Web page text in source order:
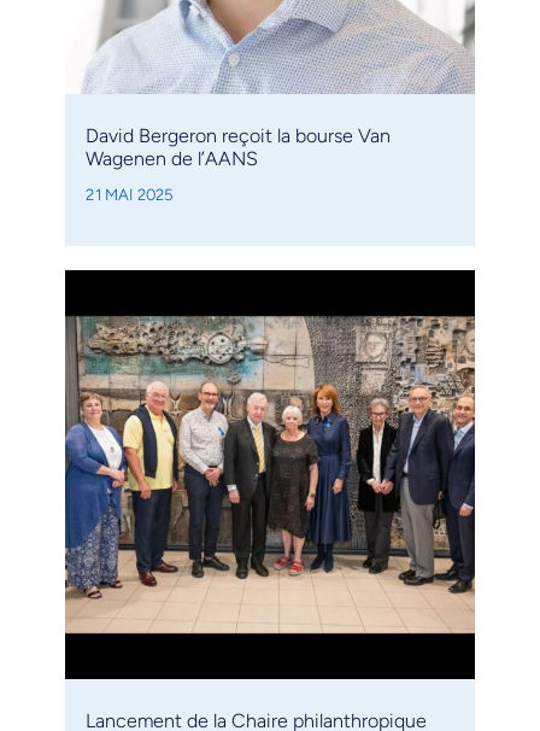
David Bergeron reçoit la bourse Van
Wagenen de l’AANS
21 MAI 2025
Lancement de la Chaire philanthropique